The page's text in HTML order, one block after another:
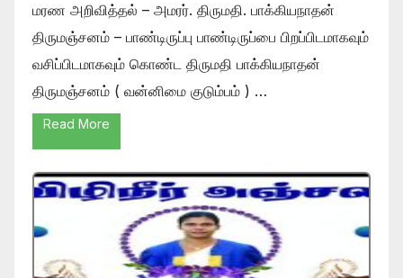
மரண அறிவித்தல் – அமரர். திருமதி. பாக்கியநாதன்
திருமஞ்சனம் – பாண்டிருப்பு பாண்டிருப்பை பிறப்பிடமாகவும்
வசிப்பிடமாகவும் கொண்ட திருமதி பாக்கியநாதன்
திருமஞ்சனம் ( வன்னிமை குடும்பம் ) …
Read More